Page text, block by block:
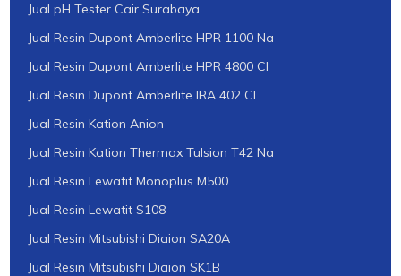
Jual pH Tester Cair Surabaya
Jual Resin Dupont Amberlite HPR 1100 Na
Jual Resin Dupont Amberlite HPR 4800 Cl
Jual Resin Dupont Amberlite IRA 402 Cl
Jual Resin Kation Anion
Jual Resin Kation Thermax Tulsion T42 Na
Jual Resin Lewatit Monoplus M500
Jual Resin Lewatit S108
Jual Resin Mitsubishi Diaion SA20A
Jual Resin Mitsubishi Diaion SK1B